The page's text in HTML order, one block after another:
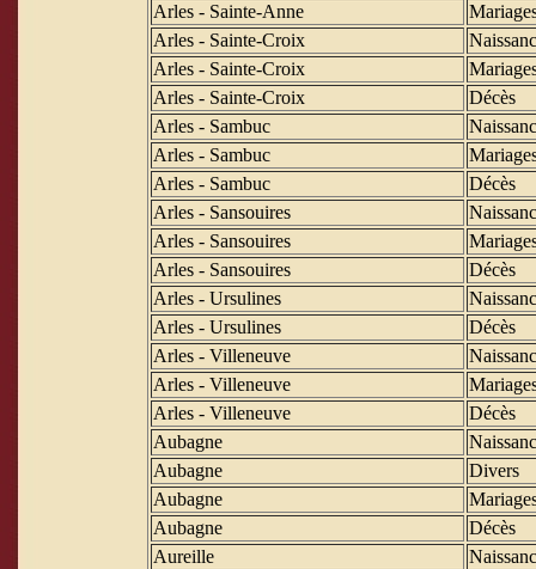
Arles - Sainte-Anne
Arles - Sainte-Croix
Arles - Sainte-Croix
Arles - Sainte-Croix
Décès
Arles - Sambuc
Arles - Sambuc
Arles - Sambuc
Décès
Arles - Sansouires
Arles - Sansouires
Arles - Sansouires
Décès
Arles - Ursulines
Arles - Ursulines
Décès
Arles - Villeneuve
Arles - Villeneuve
Arles - Villeneuve
Décès
Aubagne
Aubagne
Divers
Aubagne
Aubagne
Décès
Aureille